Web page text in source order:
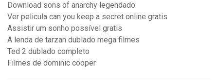
Download sons of anarchy legendado
Ver pelicula can you keep a secret online gratis
Assistir um sonho possível gratis
A lenda de tarzan dublado mega filmes
Ted 2 dublado completo
Filmes de dominic cooper